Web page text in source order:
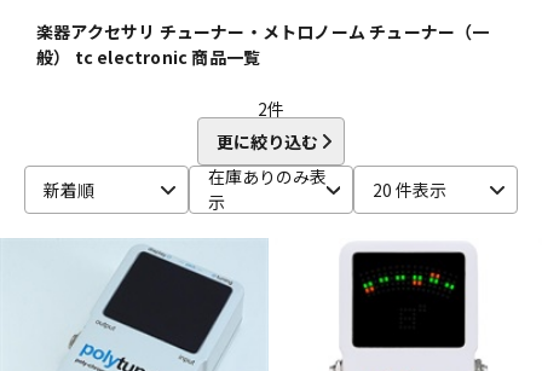
ベース ウクレレ
ドラム パーカッション
楽器アクセサリ チューナー・メトロノーム チューナー（一
般） tc electronic 商品一覧
2件
更に絞り込む
新着順
在庫ありのみ表
示
20 件表示